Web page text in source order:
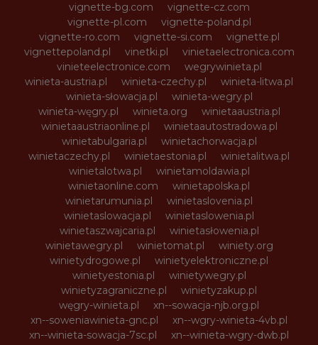
vignette-bg.com
vignette-cz.com
vignette-pl.com
vignette-poland.pl
vignette-ro.com
vignette-si.com
vignette.pl
vignettepoland.pl
vinetki.pl
vinietaelectronica.com
vinieteelectronice.com
wegrywinieta.pl
winieta-austria.pl
winieta-czechy.pl
winieta-litwa.pl
winieta-słowacja.pl
winieta-wegry.pl
winieta-węgry.pl
winieta.org
winietaaustria.pl
winietaaustriaonline.pl
winietaautostradowa.pl
winietabulgaria.pl
winietachorwacja.pl
winietaczechy.pl
winietaestonia.pl
winietalitwa.pl
winietalotwa.pl
winietamoldawia.pl
winietaonline.com
winietapolska.pl
winietarumunia.pl
winietaslovenia.pl
winietaslowacja.pl
winietaslowenia.pl
winietaszwajcaria.pl
winietasłowenia.pl
winietawegry.pl
winietomat.pl
winiety.org
winietydrogowe.pl
winietyelektroniczne.pl
winietyestonia.pl
winietywegry.pl
winietyzagraniczne.pl
winietyzakup.pl
węgry-winieta.pl
xn--sowacja-njb.org.pl
xn--soweniawinieta-gnc.pl
xn--wgry-winieta-4vb.pl
xn--winieta-sowacja-7sc.pl
xn--winieta-wgry-dwb.pl